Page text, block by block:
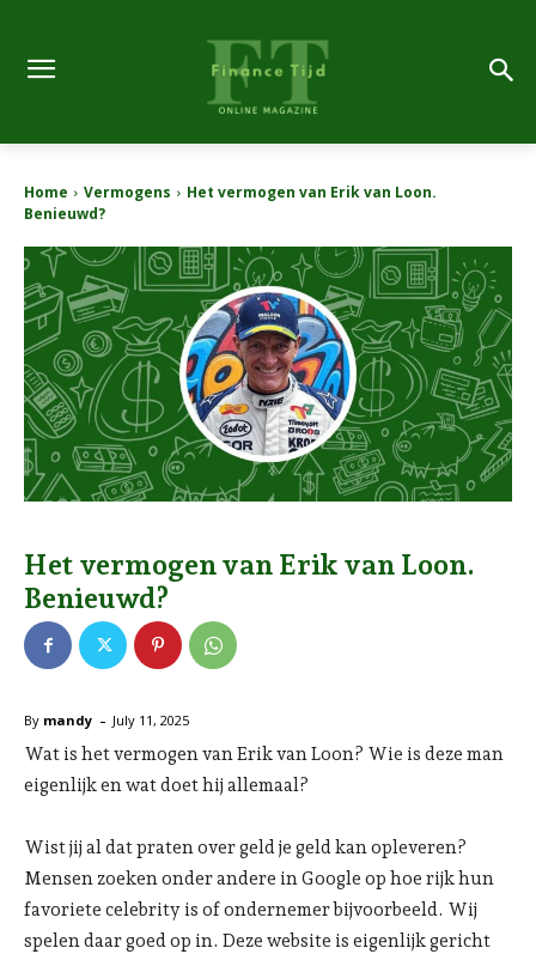
Home Vermogens
Het vermogen van Erik van Loon.
Benieuwd?
Het vermogen van Erik van Loon.
Benieuwd?
By mandy - July 11, 2025
Wat is het vermogen van Erik van Loon? Wie is deze man
eigenlijk en wat doet hij allemaal?
Wist jij al dat praten over geld je geld kan opleveren?
Mensen zoeken onder andere in Google op hoe rijk hun
favoriete celebrity is of ondernemer bijvoorbeeld. Wij
spelen daar goed op in. Deze website is eigenlijk gericht